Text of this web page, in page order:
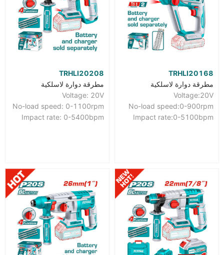
TRHLI20168
مطرقة دوارة لاسلكية
Voltage:20V
No-load speed:0-900rpm
Impact rate:0-5100bpm
TRHLI20208
مطرقة دوارة لاسلكية
Voltage: 20V
No-load speed: 0-1100rpm
Impact rate: 0-5400bpm